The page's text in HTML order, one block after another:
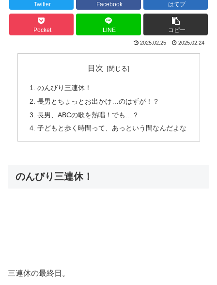
Twitter Facebook はてブ
Pocket LINE コピー
2025.02.25 2025.02.24
目次
のんびり三連休！
長男とちょっとお出かけ…のはずが！？
長男、ABCの歌を熱唱！でも…？
子どもと歩く時間って、あっという間なんだよな
のんびり三連休！
三連休の最終日。